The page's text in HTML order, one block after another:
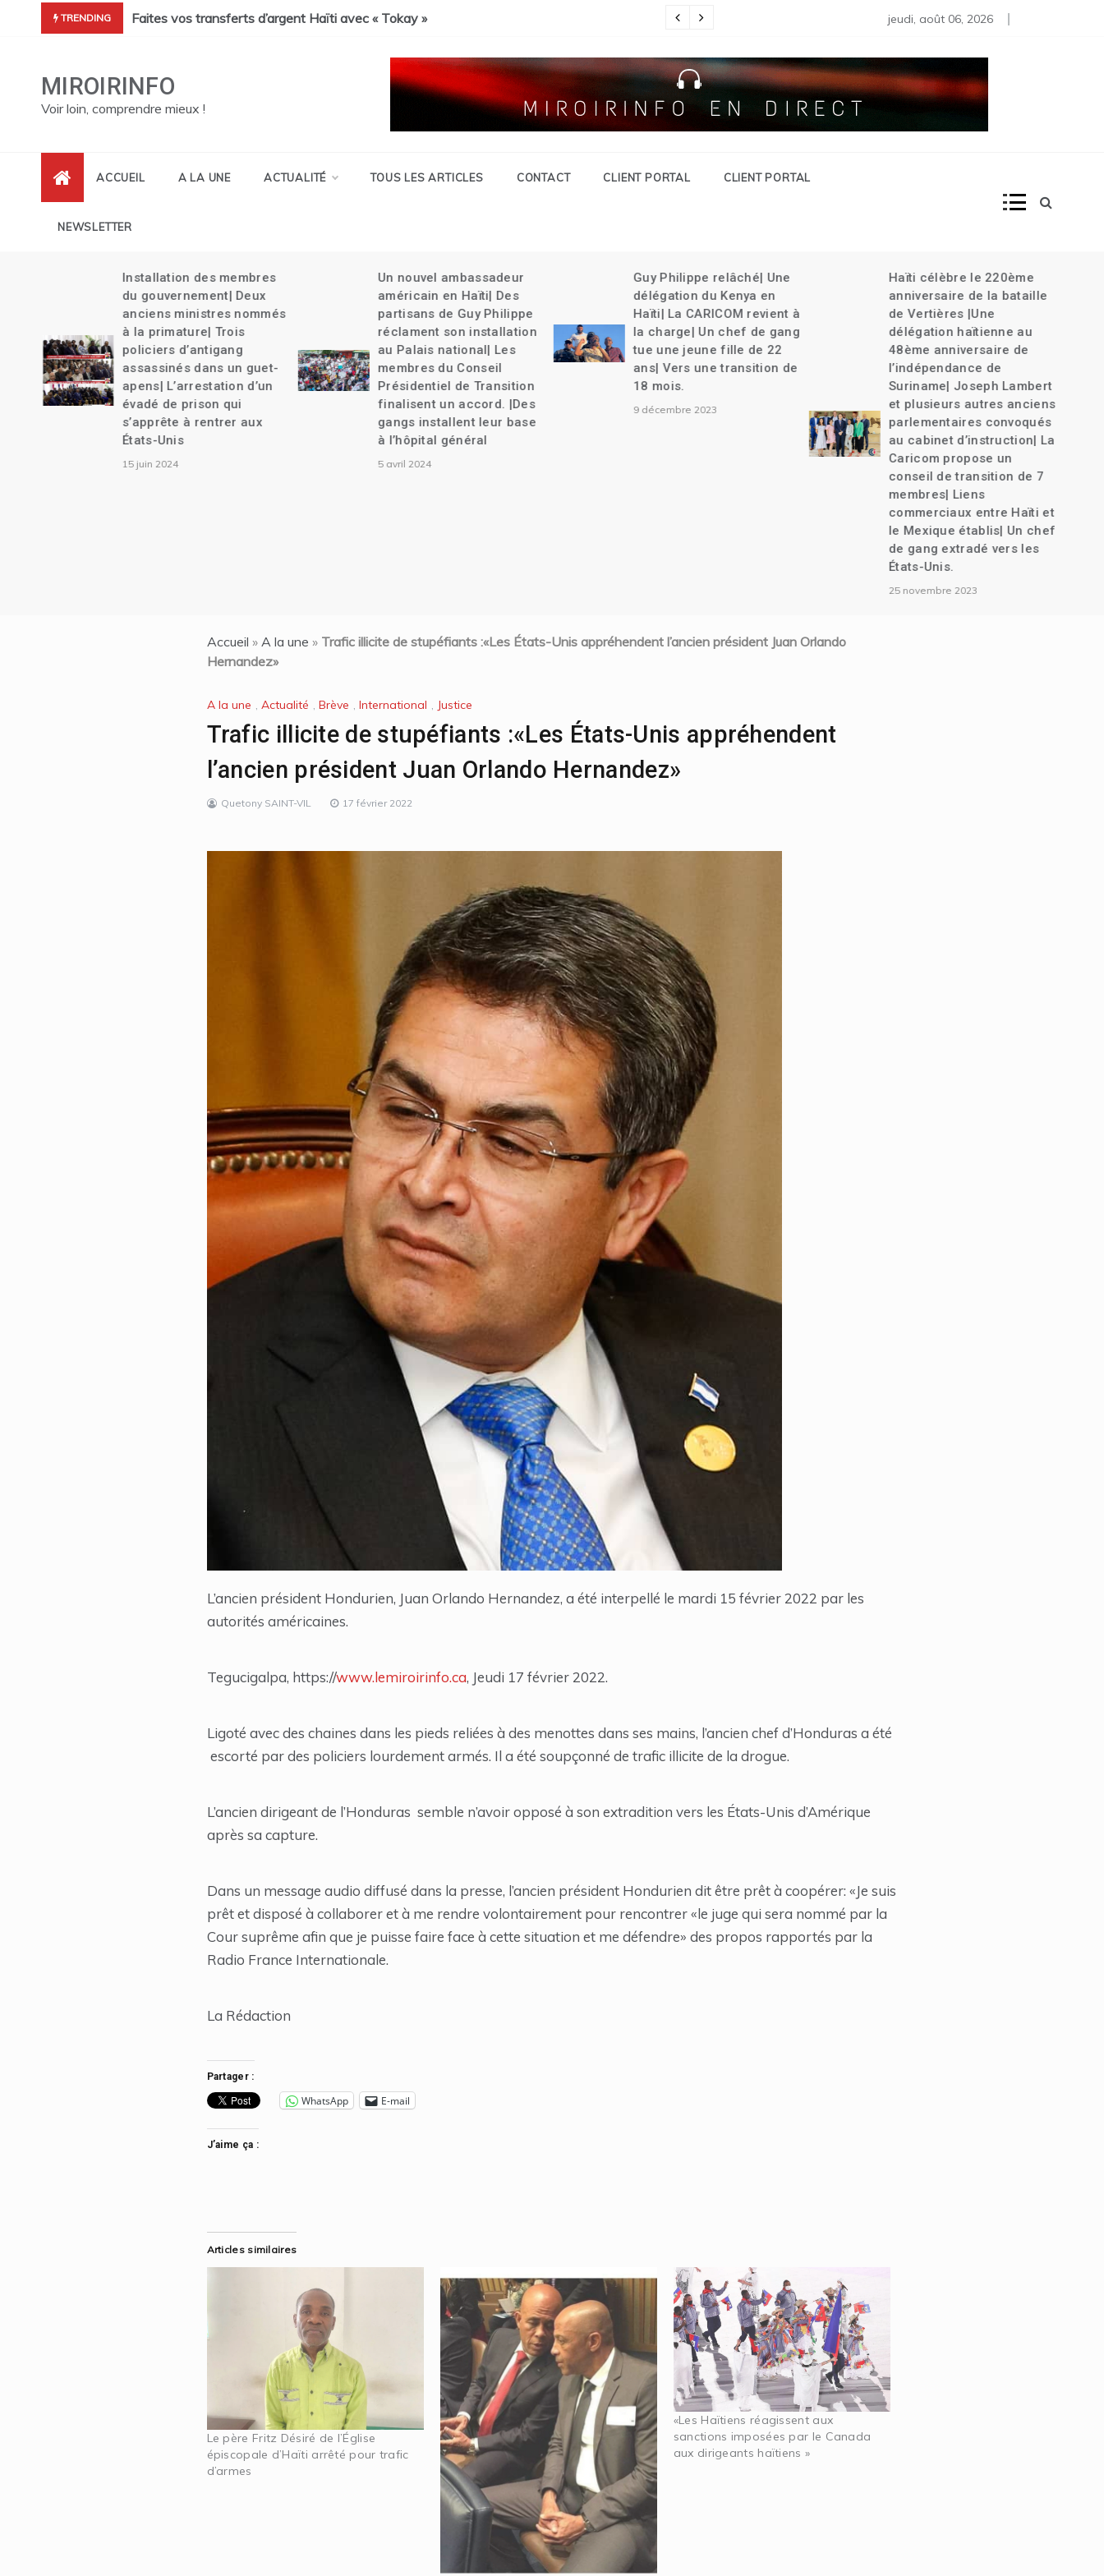
TRENDING
de Pont Sondé s’alourdit| La police s’attaque aux gangs de Savien et gran grif| Expulsion massives des haïtiens.
Faites vos transferts d’argent Haïti avec « Tokay » Pas moins de 80 diplomates rappelés | Haïti décrète l’État
jeudi, août 06, 2026
MIROIRINFO
Voir loin, comprendre mieux !
ACCUEIL A LA UNE ACTUALITÉ TOUS LES ARTICLES CONTACT CLIENT PORTAL CLIENT PORTAL
NEWSLETTER
Installation des membres
du gouvernement| Deux
anciens ministres nommés
à la primature| Trois
policiers d’antigang
assassinés dans un guet-
apens| L’arrestation d’un
évadé de prison qui
s’apprête à rentrer aux
États-Unis
15 juin 2024
Un nouvel ambassadeur
américain en Haïti| Des
partisans de Guy Philippe
réclament son installation
au Palais national| Les
membres du Conseil
Présidentiel de Transition
finalisent un accord. |Des
gangs installent leur base
à l’hôpital général
5 avril 2024
Guy Philippe relâché| Une
délégation du Kenya en
Haïti| La CARICOM revient à
la charge| Un chef de gang
tue une jeune fille de 22
ans| Vers une transition de
18 mois.
9 décembre 2023
Haïti célèbre le 220ème
anniversaire de la bataille
de Vertières |Une
délégation haïtienne au
48ème anniversaire de
l’indépendance de
Suriname| Joseph Lambert
et plusieurs autres anciens
parlementaires convoqués
au cabinet d’instruction| La
Caricom propose un
conseil de transition de 7
membres| Liens
commerciaux entre Haïti et
le Mexique établis| Un chef
de gang extradé vers les
États-Unis.
25 novembre 2023
Accueil » A la une » Trafic illicite de stupéfiants :«Les États-Unis appréhendent l’ancien président Juan Orlando
Hernandez»
A la une , Actualité , Brève , International , Justice
Trafic illicite de stupéfiants :«Les États-Unis appréhendent
l’ancien président Juan Orlando Hernandez»
Quetony SAINT-VIL 17 février 2022
L’ancien président Hondurien, Juan Orlando Hernandez, a été interpellé le mardi 15 février 2022 par les
autorités américaines.
Tegucigalpa, https://www.lemiroirinfo.ca, Jeudi 17 février 2022.
Ligoté avec des chaines dans les pieds reliées à des menottes dans ses mains, l’ancien chef d’Honduras a été
escorté par des policiers lourdement armés. Il a été soupçonné de trafic illicite de la drogue.
L’ancien dirigeant de l’Honduras semble n’avoir opposé à son extradition vers les États-Unis d’Amérique
après sa capture.
Dans un message audio diffusé dans la presse, l’ancien président Hondurien dit être prêt à coopérer: «Je suis
prêt et disposé à collaborer et à me rendre volontairement pour rencontrer «le juge qui sera nommé par la
Cour suprême afin que je puisse faire face à cette situation et me défendre» des propos rapportés par la
Radio France Internationale.
La Rédaction
Partager :
WhatsApp E-mail
J’aime ça :
Articles similaires
Le père Fritz Désiré de l’Église
épiscopale d’Haïti arrêté pour trafic
d’armes
«Les Haïtiens réagissent aux
sanctions imposées par le Canada
aux dirigeants haïtiens »